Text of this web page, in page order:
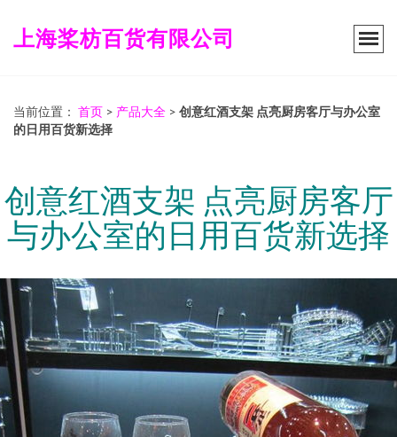
上海桨枋百货有限公司
当前位置： 首页 > 产品大全 > 创意红酒支架 点亮厨房客厅与办公室
的日用百货新选择
创意红酒支架 点亮厨房客厅
与办公室的日用百货新选择